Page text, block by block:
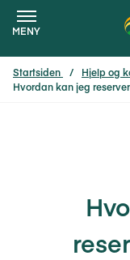
MENY
Startsiden
Hjelp og
Hvordan kan jeg